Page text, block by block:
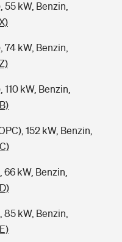
55 kW, Benzin,
74 kW, Benzin,
kW, Benzin,
152 kW, Benzin,
66 kW, Benzin,
85 kW, Benzin,